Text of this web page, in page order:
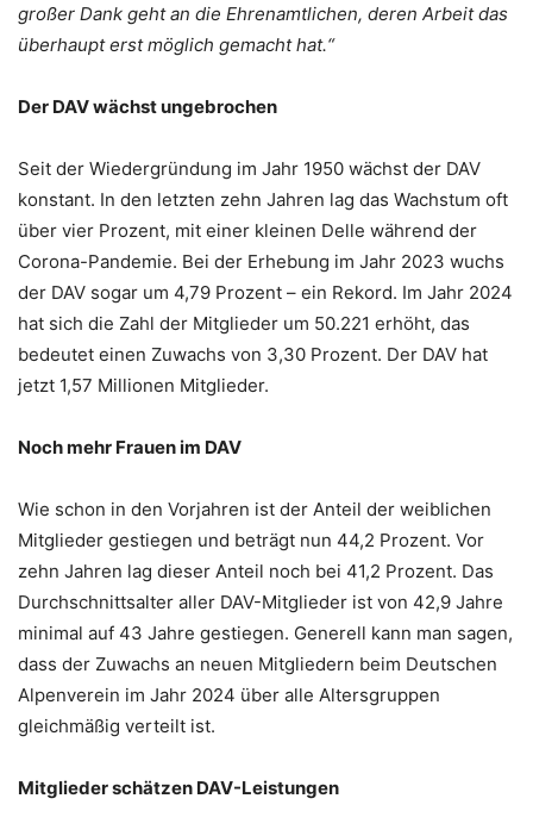
großer Dank geht an die Ehrenamtlichen, deren Arbeit das
überhaupt erst möglich gemacht hat.“
Der DAV wächst ungebrochen
Seit der Wiedergründung im Jahr 1950 wächst der DAV
konstant. In den letzten zehn Jahren lag das Wachstum oft
über vier Prozent, mit einer kleinen Delle während der
Corona-Pandemie. Bei der Erhebung im Jahr 2023 wuchs
der DAV sogar um 4,79 Prozent – ein Rekord. Im Jahr 2024
hat sich die Zahl der Mitglieder um 50.221 erhöht, das
bedeutet einen Zuwachs von 3,30 Prozent. Der DAV hat
jetzt 1,57 Millionen Mitglieder.
Noch mehr Frauen im DAV
Wie schon in den Vorjahren ist der Anteil der weiblichen
Mitglieder gestiegen und beträgt nun 44,2 Prozent. Vor
zehn Jahren lag dieser Anteil noch bei 41,2 Prozent. Das
Durchschnittsalter aller DAV-Mitglieder ist von 42,9 Jahre
minimal auf 43 Jahre gestiegen. Generell kann man sagen,
dass der Zuwachs an neuen Mitgliedern beim Deutschen
Alpenverein im Jahr 2024 über alle Altersgruppen
gleichmäßig verteilt ist.
Mitglieder schätzen DAV-Leistungen